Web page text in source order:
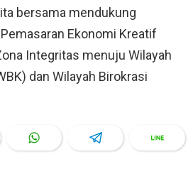
bersama mendukung
Ekonomi Kreatif
Integritas menuju Wilayah
dan Wilayah Birokrasi